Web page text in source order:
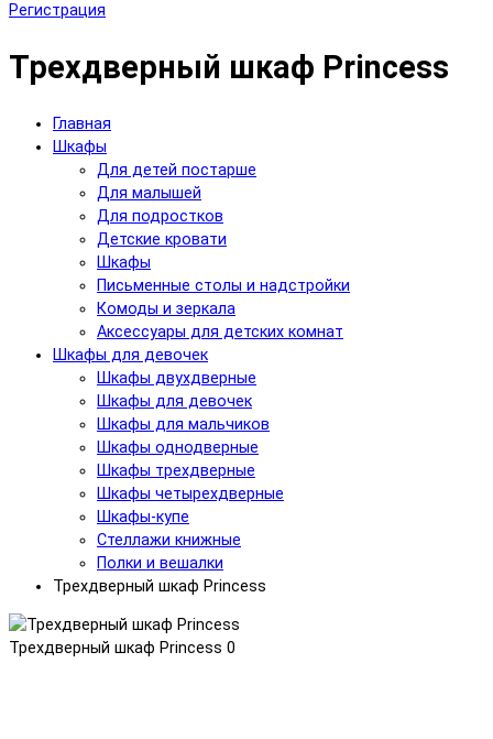
Регистрация
Трехдверный шкаф Princess
Главная
Шкафы
Для детей постарше
Для малышей
Для подростков
Детские кровати
Шкафы
Письменные столы и надстройки
Комоды и зеркала
Аксессуары для детских комнат
Шкафы для девочек
Шкафы двухдверные
Шкафы для девочек
Шкафы для мальчиков
Шкафы однодверные
Шкафы трехдверные
Шкафы четырехдверные
Шкафы-купе
Стеллажи книжные
Полки и вешалки
Трехдверный шкаф Princess
Трехдверный шкаф Princess 0